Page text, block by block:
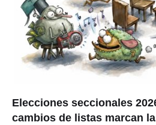
Elecciones seccionales
cambios de listas marcan